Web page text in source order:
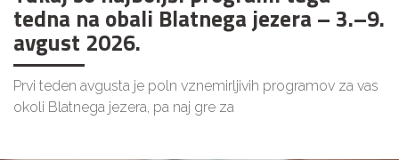
tedna na obali Blatnega jezera – 3.–9.
avgust 2026.
Prvi teden avgusta je poln vznemirljivih programov za vas
okoli Blatnega jezera, pa naj gre za